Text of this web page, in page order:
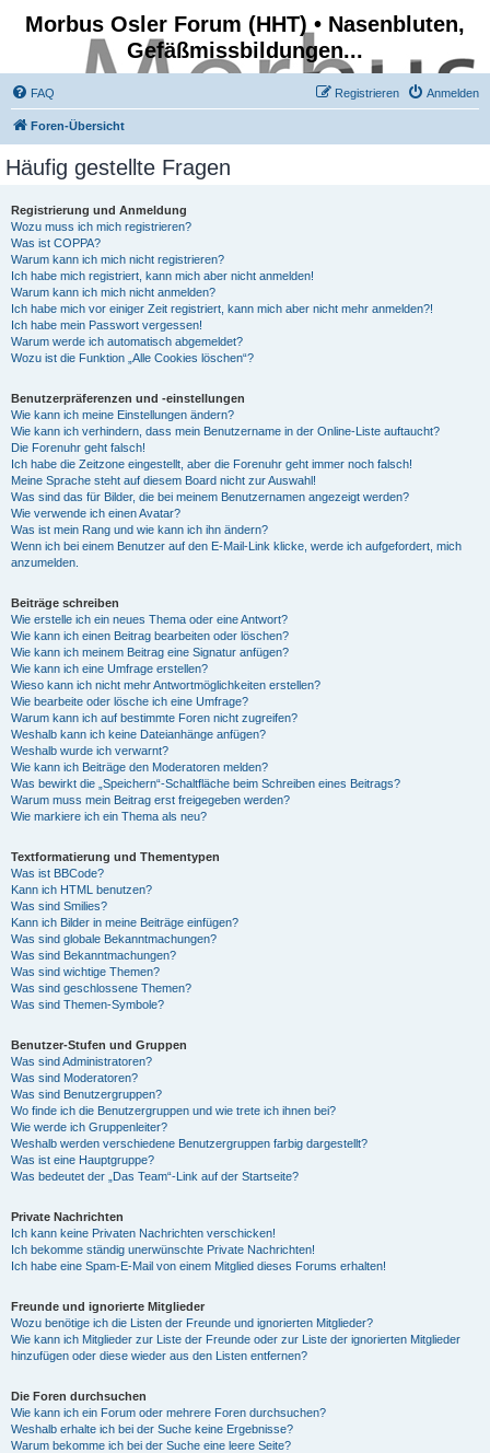
Morbus Osler Forum (HHT) • Nasenbluten,
Gefäßmissbildungen...
FAQ Anmelden
Registrieren
Foren-Übersicht
Häufig gestellte Fragen
Registrierung und Anmeldung
Wozu muss ich mich registrieren?
Was ist COPPA?
Warum kann ich mich nicht registrieren?
Ich habe mich registriert, kann mich aber nicht anmelden!
Warum kann ich mich nicht anmelden?
Ich habe mich vor einiger Zeit registriert, kann mich aber nicht mehr anmelden?!
Ich habe mein Passwort vergessen!
Warum werde ich automatisch abgemeldet?
Wozu ist die Funktion „Alle Cookies löschen“?
Benutzerpräferenzen und -einstellungen
Wie kann ich meine Einstellungen ändern?
Wie kann ich verhindern, dass mein Benutzername in der Online-Liste auftaucht?
Die Forenuhr geht falsch!
Ich habe die Zeitzone eingestellt, aber die Forenuhr geht immer noch falsch!
Meine Sprache steht auf diesem Board nicht zur Auswahl!
Was sind das für Bilder, die bei meinem Benutzernamen angezeigt werden?
Wie verwende ich einen Avatar?
Was ist mein Rang und wie kann ich ihn ändern?
Wenn ich bei einem Benutzer auf den E-Mail-Link klicke, werde ich aufgefordert, mich
anzumelden.
Beiträge schreiben
Wie erstelle ich ein neues Thema oder eine Antwort?
Wie kann ich einen Beitrag bearbeiten oder löschen?
Wie kann ich meinem Beitrag eine Signatur anfügen?
Wie kann ich eine Umfrage erstellen?
Wieso kann ich nicht mehr Antwortmöglichkeiten erstellen?
Wie bearbeite oder lösche ich eine Umfrage?
Warum kann ich auf bestimmte Foren nicht zugreifen?
Weshalb kann ich keine Dateianhänge anfügen?
Weshalb wurde ich verwarnt?
Wie kann ich Beiträge den Moderatoren melden?
Was bewirkt die „Speichern“-Schaltfläche beim Schreiben eines Beitrags?
Warum muss mein Beitrag erst freigegeben werden?
Wie markiere ich ein Thema als neu?
Textformatierung und Thementypen
Was ist BBCode?
Kann ich HTML benutzen?
Was sind Smilies?
Kann ich Bilder in meine Beiträge einfügen?
Was sind globale Bekanntmachungen?
Was sind Bekanntmachungen?
Was sind wichtige Themen?
Was sind geschlossene Themen?
Was sind Themen-Symbole?
Benutzer-Stufen und Gruppen
Was sind Administratoren?
Was sind Moderatoren?
Was sind Benutzergruppen?
Wo finde ich die Benutzergruppen und wie trete ich ihnen bei?
Wie werde ich Gruppenleiter?
Weshalb werden verschiedene Benutzergruppen farbig dargestellt?
Was ist eine Hauptgruppe?
Was bedeutet der „Das Team“-Link auf der Startseite?
Private Nachrichten
Ich kann keine Privaten Nachrichten verschicken!
Ich bekomme ständig unerwünschte Private Nachrichten!
Ich habe eine Spam-E-Mail von einem Mitglied dieses Forums erhalten!
Freunde und ignorierte Mitglieder
Wozu benötige ich die Listen der Freunde und ignorierten Mitglieder?
Wie kann ich Mitglieder zur Liste der Freunde oder zur Liste der ignorierten Mitglieder
hinzufügen oder diese wieder aus den Listen entfernen?
Die Foren durchsuchen
Wie kann ich ein Forum oder mehrere Foren durchsuchen?
Weshalb erhalte ich bei der Suche keine Ergebnisse?
Warum bekomme ich bei der Suche eine leere Seite?